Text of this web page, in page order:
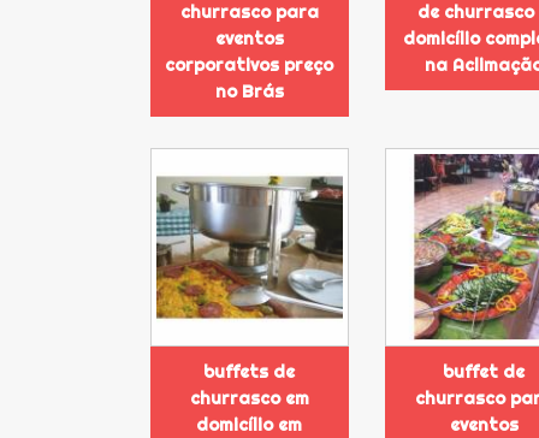
churrasco para
eventos
corporativos preço
no Brás
de churrasco
domicílio
na
buffets de
churrasco em
domicílio em
buffet de
churrasco
eventos